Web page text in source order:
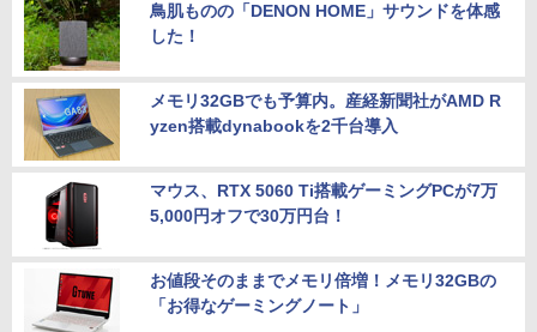
鳥肌ものの「DENON HOME」サウンドを体感
した！
メモリ32GBでも予算内。産経新聞社がAMD R
yzen搭載dynabookを2千台導入
マウス、RTX 5060 Ti搭載ゲーミングPCが7万
5,000円オフで30万円台！
お値段そのままでメモリ倍増！メモリ32GBの
「お得なゲーミングノート」